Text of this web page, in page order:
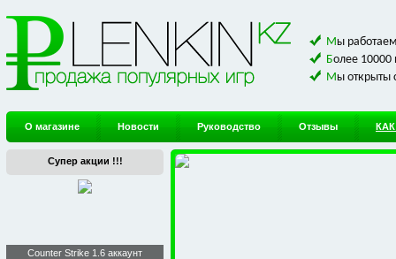
Мы
Более
Мы
О магазине Новости Руководство Отзывы
Супер акции !!!
Counter Strike 1.6 аккаунт